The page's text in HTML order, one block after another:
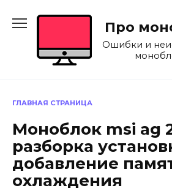
Про
Ошибки и
ГЛАВНАЯ СТРАНИЦА
Моноблок msi ag
разборка
добавление
охлаждения